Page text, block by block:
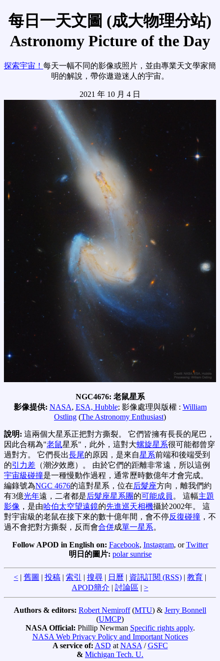
每日一天文圖 (成大物理分站)
Astronomy Picture of the Day
探索宇宙！ 每天一幅不同的影像或照片，並由專業天文學家簡
明的解說，帶你遨遊迷人的宇宙。
2021 年 10 月 4 日
NGC4676: 老鼠星系
影像提供: NASA, ESA, Hubble; 影像處理與版權 : William
Ostling (The Astronomy Enthusiast)
說明: 這兩個大星系正把對方撕裂。 它們皆擁有長長的尾巴，
因此合稱為"老鼠星系"，此外，這對大螺旋星系很可能都曾穿
過對方。 它們長出長尾的原因，是來自星系前端和後端受到
的引力差 （潮汐效應）。 由於它們的距離非常遠，所以這例
宇宙級碰撞是一種慢動作過程，通常歷時數億年才會完成。
編錄號為NGC 4676的這對星系，位在后髮座方向，離我們約
有3億光年遠，二者都是后髮座星系團的可能成員 。 這幅主題
影像 ，是由哈伯太空望遠鏡的先進巡天相機攝於2002年。 這
對宇宙級的老鼠在接下來的數十億年間，會不停反復碰撞 ，不
過不會把對方撕裂，反而會合併成單一星系。
Follow APOD in English on: Facebook, Instagram, orTwitter
明日的圖片: polar sunrise
< | 舊圖 | 投稿 | 索引 | 搜尋 | 日曆 | 資訊訂閱 (RSS) | 教育 |
APOD簡介 | 討論區 | >
Authors & editors: Robert Nemiroff(MTU) & Jerry Bonnell
(UMCP)
NASA Official: Phillip Newman Specific rights apply.
NASA Web Privacy Policy and Important Notices
A service of: ASD at NASA /GSFC
& Michigan Tech. U.